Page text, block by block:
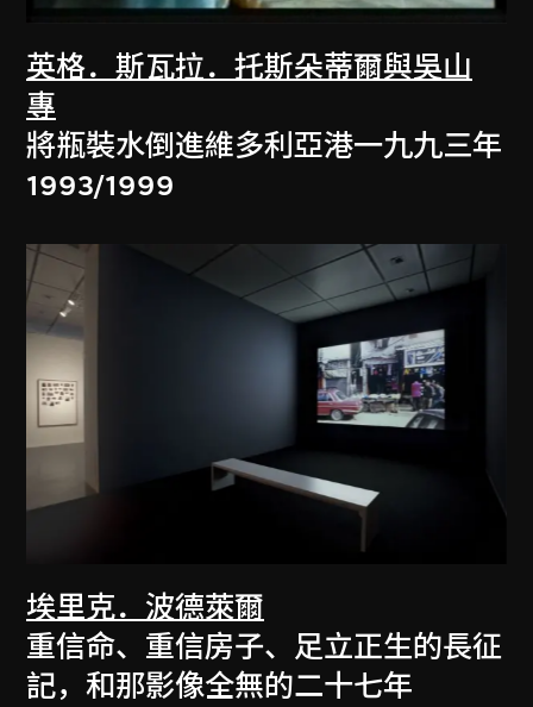
英格．斯瓦拉．托斯朵蒂爾與吳山
專
將瓶裝水倒進維多利亞港一九九三年
1993/1999
埃里克．波德萊爾
重信命、重信房子、足立正生的長征
記，和那影像全無的二十七年